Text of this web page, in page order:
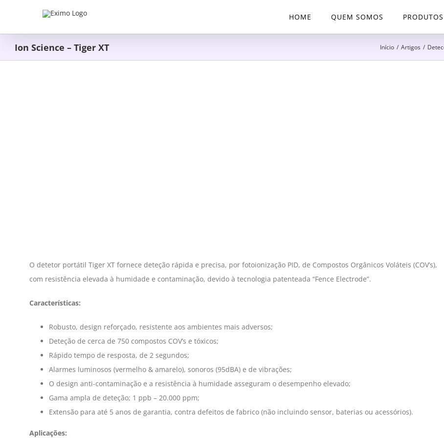
content
HOME QUEM SOMOS PRODUTOS
Ion Science – Tiger XT Início / Artigos /
O detetor portátil Tiger XT fornece deteção rápida e precisa, por fotoionização PID, de Compostos Orgânicos Voláteis (COV’s),
com resistência elevada à humidade e contaminação, devido à tecnologia patenteada “Fence Electrode”.
Características:
Robusto, design reforçado, resistente aos ambientes mais adversos;
Deteção de cerca de 750 compostos COV’s e tóxicos;
Rápido tempo de resposta, de 2 segundos;
Alarmes luminosos (vermelho & amarelo), sonoros (95dBA) e de vibrações;
O design anti-contaminação e a resistência à humidade asseguram o desempenho elevado;
Gama ampla de deteção; 1 ppb – 20.000 ppm;
Extensão para até 5 anos de garantia, contra defeitos de fabrico (não incluindo sensor, baterias ou acessórios).
Aplicações: